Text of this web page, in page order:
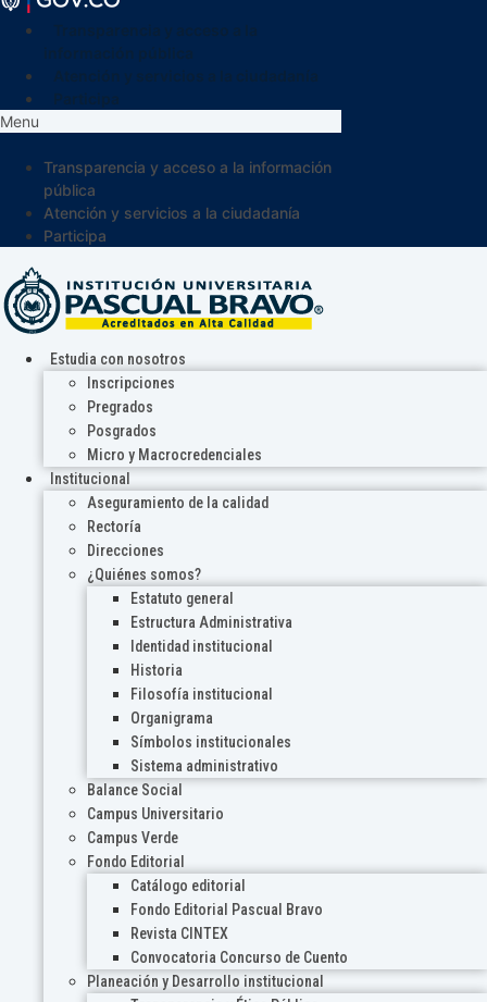
Menu
Transparencia y acceso a la información
pública
Atención y servicios a la ciudadanía
Participa
Estudia con nosotros
Inscripciones
Pregrados
Posgrados
Micro y Macrocredenciales
Institucional
Aseguramiento de la calidad
Rectoría
Direcciones
¿Quiénes somos?
Estatuto general
Estructura Administrativa
Identidad institucional
Historia
Filosofía institucional
Organigrama
Símbolos institucionales
Sistema administrativo
Balance Social
Campus Universitario
Campus Verde
Fondo Editorial
Catálogo editorial
Fondo Editorial Pascual Bravo
Revista CINTEX
Convocatoria Concurso de Cuento
Planeación y Desarrollo institucional